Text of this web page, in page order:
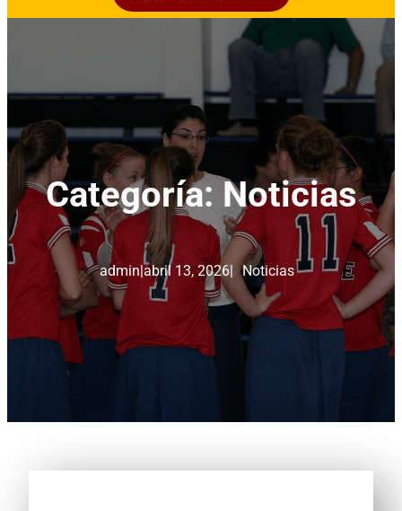
Categoría: Noticias
admin|abril 13, 2026| Noticias